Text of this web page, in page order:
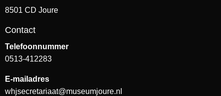
8501 CD Joure
Contact
Telefoonnummer
0513-412283
E-mailadres
whjsecretariaat@museumjoure.nl